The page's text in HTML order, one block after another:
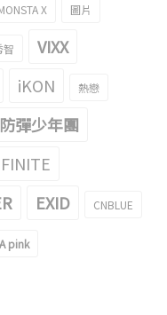
X 圖片
智 VIXX
iKON 熱戀
防彈少年團
EXID CNBLUE
A pink